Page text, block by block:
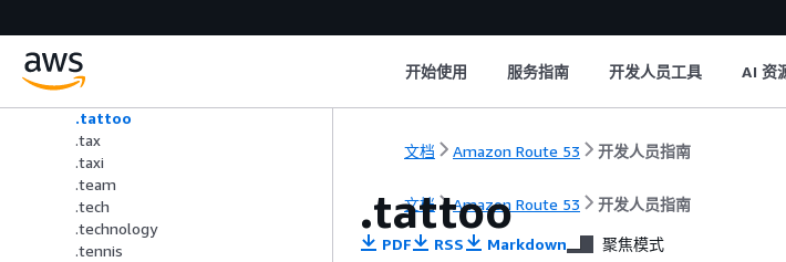
开始使用 服务指南 开发人员工具 AI 资
.support
.surgery
.tattoo
.tax
.taxi
.team
.tech
.technology
.tennis
文档 Amazon Route 53 开发人员指南
文档 Amazon Route 53 开发人员指南
.tattoo
PDF RSS Markdown 聚焦模式